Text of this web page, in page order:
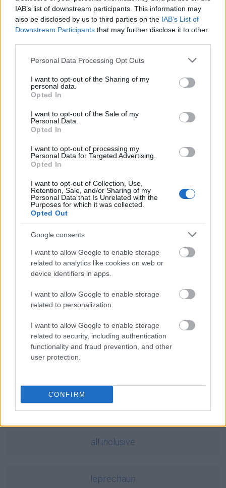
IAB’s list of downstream participants. This information may
also be disclosed by us to third parties on the IAB’s List of
Downstream Participants that may further disclose it to other
Please note that this website/app uses one or more Google
not limited to your visit or usage behaviour. You may click to
grant or deny consent to Google and its third-party tags to
use your data for below specified purposes in below Google
consent section.
Personal Data Processing Opt Outs
I want to opt-out of the Sharing of my
personal data.
Opted In
I want to opt-out of the Sale of my
Personal Data.
Opted In
I want to opt-out of processing my
Personal Data for Targeted Advertising.
Opted In
I want to opt-out of Collection, Use,
Retention, Sale, and/or Sharing of my
Personal Data that Is Unrelated with the
Purposes for which it was collected.
Opted Out
Google consents
I want to allow Google to enable storage
related to analytics like cookies on web or
device identifiers in apps.
I want to allow Google to enable storage
related to personalization.
I want to allow Google to enable storage
related to security, including authentication
functionality and fraud prevention, and other
user protection.
CONFIRM
Zobacz, co zyskują abonenci Dobrego słownika.
Często sprawdzane
Językowe kłopoty z Flintstonami
Czy lepszymolekularny
Pseudouczone
Ciekawostki
koktajl Mołotowa— Pochodzenie nazwy
nowotwór— Nowotworyw językoznawstwie
— Erotyki erudytów
Mogą Cię zainteresować również hasła
doula
all inclusive
leprechaun